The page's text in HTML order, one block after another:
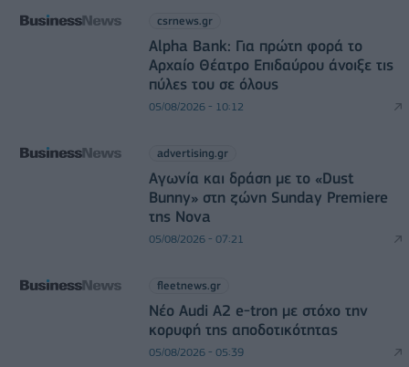
csrnews.gr
Alpha Bank: Για πρώτη φορά το
Αρχαίο Θέατρο Επιδαύρου άνοιξε τις
πύλες του σε όλους
05/08/2026 - 10:12
advertising.gr
Αγωνία και δράση με το «Dust
Bunny» στη ζώνη Sunday Premiere
της Nova
05/08/2026 - 07:21
fleetnews.gr
Νέο Audi A2 e-tron με στόχο την
κορυφή της αποδοτικότητας
05/08/2026 - 05:39